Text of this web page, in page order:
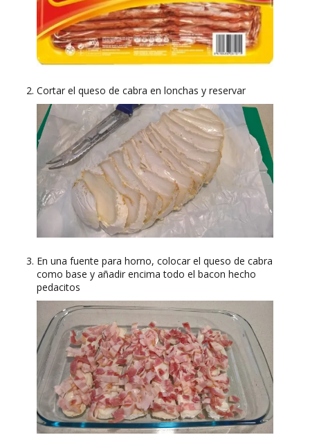
Cortar el queso de cabra en lonchas y reservar
En una fuente para horno, colocar el queso de cabra
como base y añadir encima todo el bacon hecho
pedacitos